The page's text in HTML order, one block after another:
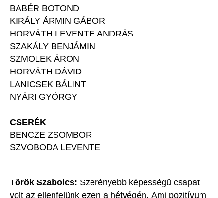
BABÉR BOTOND
KIRÁLY ÁRMIN GÁBOR
HORVÁTH LEVENTE ANDRÁS
SZAKÁLY BENJÁMIN
SZMOLEK ÁRON
HORVÁTH DÁVID
LANICSEK BÁLINT
NYÁRI GYÖRGY
CSERÉK
BENCZE ZSOMBOR
SZVOBODA LEVENTE
Török Szabolcs: Szerényebb képességû csapat
volt az ellenfelünk ezen a hétvégén. Ami pozitívum